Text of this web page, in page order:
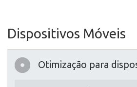
Dispositivos Móveis
Otimização para